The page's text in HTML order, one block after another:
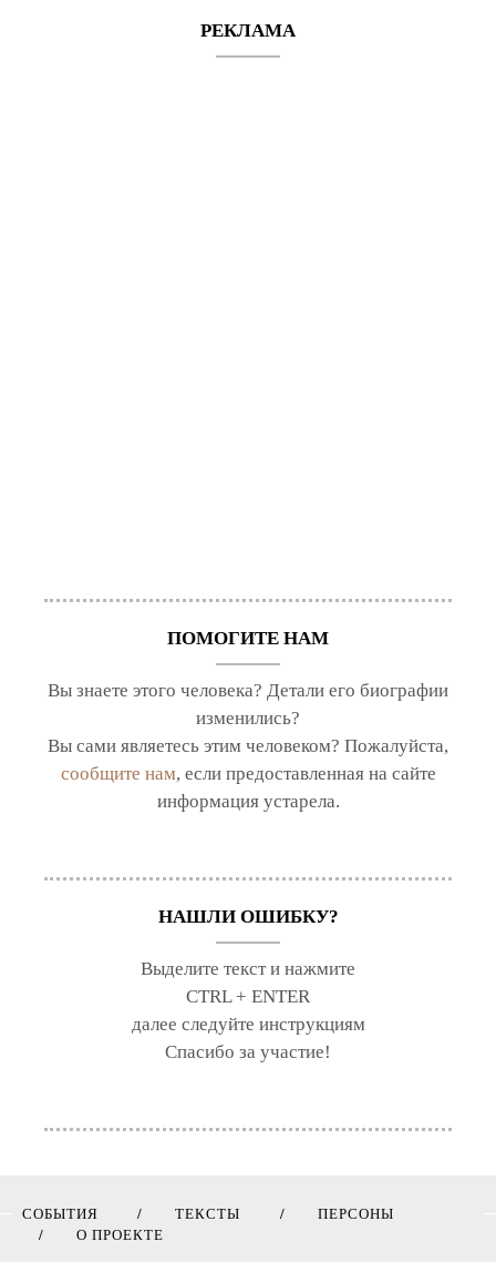
РЕКЛАМА
ПОМОГИТЕ НАМ
Вы знаете этого человека? Детали его биографии
изменились?
Вы сами являетесь этим человеком? Пожалуйста,
сообщите нам, если предоставленная на сайте
информация устарела.
НАШЛИ ОШИБКУ?
Выделите текст и нажмите
CTRL + ENTER
далее следуйте инструкциям
Спасибо за участие!
СОБЫТИЯ ТЕКСТЫ
ПЕРСОНЫ
О ПРОЕКТЕ